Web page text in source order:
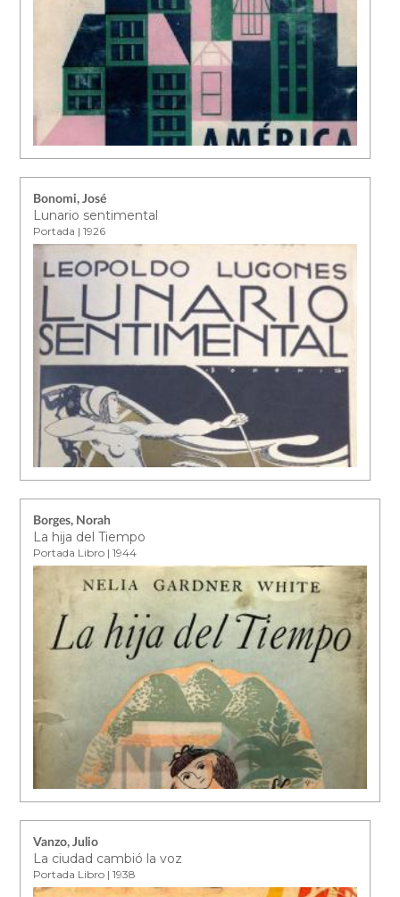
Bonomi, José
Lunario sentimental
Portada | 1926
Borges, Norah
La hija del Tiempo
Portada Libro | 1944
Vanzo, Julio
La ciudad cambió la voz
Portada Libro | 1938